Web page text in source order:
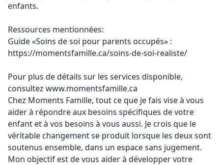
enfants.
Ressources mentionnées:
Guide «Soins de soi pour parents occupés» :
https://momentsfamille.ca/soins-de-soi-realiste/
Pour plus de détails sur les services disponible,
consultez www.momentsfamille.ca
Chez Moments Famille, tout ce que je fais vise à vous
aider à répondre aux besoins spécifiques de votre
enfant et à vos besoins à vous aussi. Je crois que le
véritable changement se produit lorsque les deux sont
soutenus ensemble, dans un espace sans jugement.
Mon objectif est de vous aider à développer votre